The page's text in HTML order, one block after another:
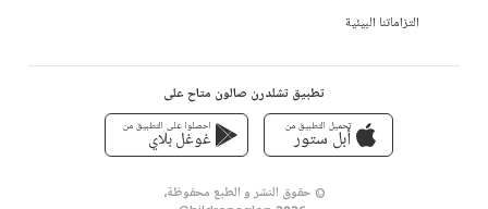
التزاماتنا البيئية
تطبيق تشلدرن صالون متاح على
تحميل التطبيق من
أبل ستور
احصلوا على التطبيق من
غوغل بلاي
© حقوق النشر و الطبع محفوظة،